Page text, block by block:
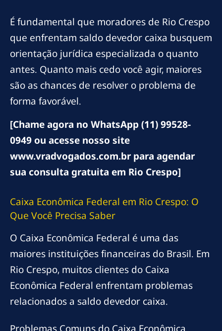
É fundamental que moradores de Rio Crespo
que enfrentam saldo devedor caixa busquem
orientação jurídica especializada o quanto
antes. Quanto mais cedo você agir, maiores
são as chances de resolver o problema de
forma favorável.
[Chame agora no WhatsApp (11) 99528-
0949 ou acesse nosso site
www.vradvogados.com.br para agendar
sua consulta gratuita em Rio Crespo]
Caixa Econômica Federal em Rio Crespo: O
Que Você Precisa Saber
O Caixa Econômica Federal é uma das
maiores instituições financeiras do Brasil. Em
Rio Crespo, muitos clientes do Caixa
Econômica Federal enfrentam problemas
relacionados a saldo devedor caixa.